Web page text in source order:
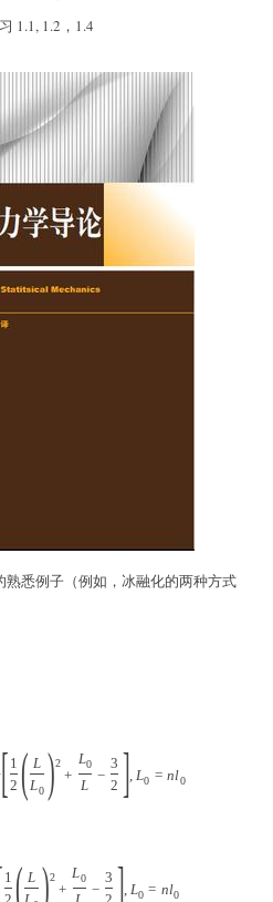
1.1, 1.2，1.4
熟悉例子（例如，冰融化的两种方式
[ 1
2 ( L
L0 )2
+
L0
L
−
3
2 ], L0 = nl0
1 ( L )2
+
L0
−
3 ], L0 = nl0